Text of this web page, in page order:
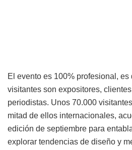
El evento es 100% profesional, es
visitantes son expositores,
periodistas. Unos 70.000
mitad de ellos internacionales,
edición de septiembre para
explorar tendencias de diseño y